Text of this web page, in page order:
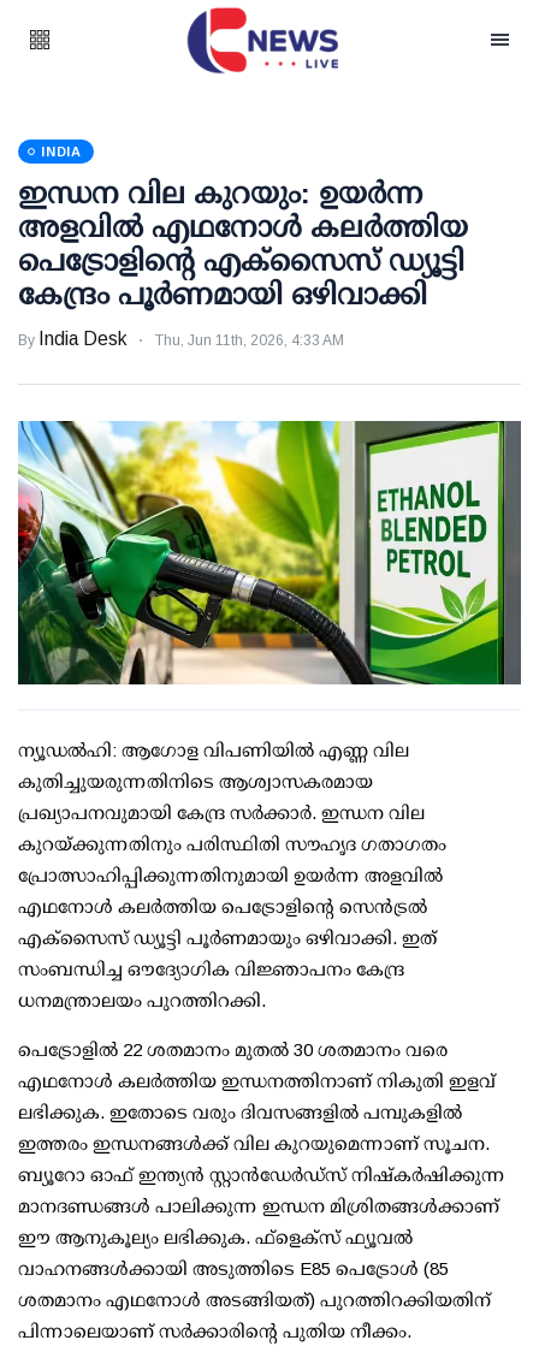
INDIA
ഇന്ധന വില കുറയും: ഉയര്‍ന്ന
അളവില്‍ എഥനോള്‍ കലര്‍ത്തിയ
പെട്രോളിന്റെ എക്‌സൈസ് ഡ്യൂട്ടി
കേന്ദ്രം പൂര്‍ണമായി ഒഴിവാക്കി
By India Desk Thu, Jun 11th, 2026, 4:33 AM
ന്യൂഡല്‍ഹി: ആഗോള വിപണിയില്‍ എണ്ണ വില
കുതിച്ചുയരുന്നതിനിടെ ആശ്വാസകരമായ
പ്രഖ്യാപനവുമായി കേന്ദ്ര സര്‍ക്കാര്‍. ഇന്ധന വില
കുറയ്ക്കുന്നതിനും പരിസ്ഥിതി സൗഹൃദ ഗതാഗതം
പ്രോത്സാഹിപ്പിക്കുന്നതിനുമായി ഉയര്‍ന്ന അളവില്‍
എഥനോള്‍ കലര്‍ത്തിയ പെട്രോളിന്റെ സെന്‍ട്രല്‍
എക്‌സൈസ് ഡ്യൂട്ടി പൂര്‍ണമായും ഒഴിവാക്കി. ഇത്
സംബന്ധിച്ച ഔദ്യോഗിക വിജ്ഞാപനം കേന്ദ്ര
ധനമന്ത്രാലയം പുറത്തിറക്കി.
പെട്രോളില്‍ 22 ശതമാനം മുതല്‍ 30 ശതമാനം വരെ
എഥനോള്‍ കലര്‍ത്തിയ ഇന്ധനത്തിനാണ് നികുതി ഇളവ്
ലഭിക്കുക. ഇതോടെ വരും ദിവസങ്ങളില്‍ പമ്പുകളില്‍
ഇത്തരം ഇന്ധനങ്ങള്‍ക്ക് വില കുറയുമെന്നാണ് സൂചന.
ബ്യൂറോ ഓഫ് ഇന്ത്യന്‍ സ്റ്റാന്‍ഡേര്‍ഡ്‌സ് നിഷ്‌കര്‍ഷിക്കുന്ന
മാനദണ്ഡങ്ങള്‍ പാലിക്കുന്ന ഇന്ധന മിശ്രിതങ്ങള്‍ക്കാണ്
ഈ ആനുകൂല്യം ലഭിക്കുക. ഫ്‌ളെക്‌സ് ഫ്യൂവല്‍
വാഹനങ്ങള്‍ക്കായി അടുത്തിടെ E85 പെട്രോള്‍ (85
ശതമാനം എഥനോള്‍ അടങ്ങിയത്) പുറത്തിറക്കിയതിന്
പിന്നാലെയാണ് സര്‍ക്കാരിന്റെ പുതിയ നീക്കം.